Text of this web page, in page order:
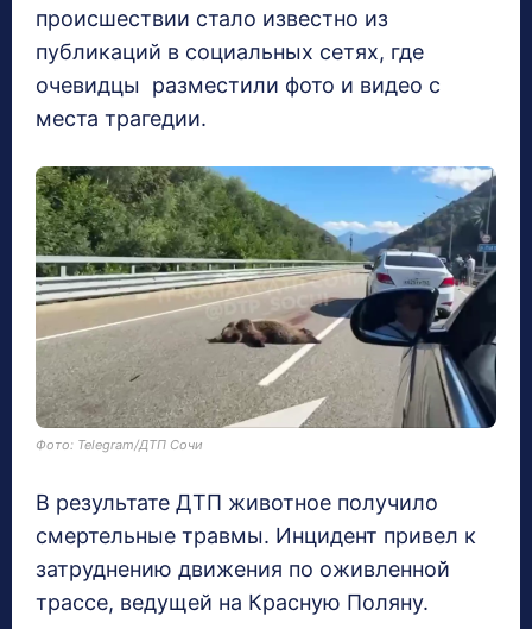
происшествии стало известно из
публикаций в социальных сетях, где
очевидцы разместили фото и видео с
места трагедии.
Фото: Telegram/ДТП Сочи
В результате ДТП животное получило
смертельные травмы. Инцидент привел к
затруднению движения по оживленной
трассе, ведущей на Красную Поляну.